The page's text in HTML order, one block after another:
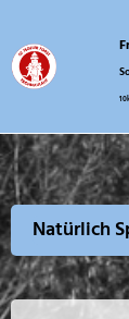
springen
Natürlich